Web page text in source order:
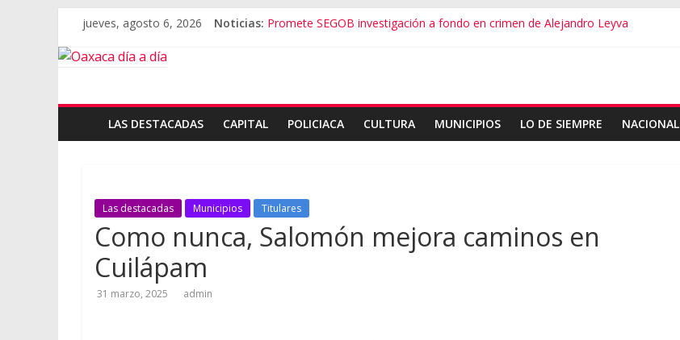
jueves, agosto 6, 2026 Noticias: Promete SEGOB investigación a fondo en crimen de Alejandro Leyva
LAS DESTACADAS
CAPITAL POLICIACA CULTURA MUNICIPIOS LO DE SIEMPRE NACIONAL
Las destacadas Municipios Titulares
Como nunca, Salomón mejora caminos en
Cuilápam
31 marzo, 2025 admin